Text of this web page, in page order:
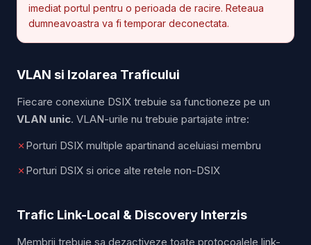
imediat portul pentru o perioada de racire. Reteaua
dumneavoastra va fi temporar deconectata.
VLAN si Izolarea Traficului
Fiecare conexiune DSIX trebuie sa functioneze pe un
VLAN unic. VLAN-urile nu trebuie partajate intre:
✗ Porturi DSIX multiple apartinand aceluiasi membru
✗ Porturi DSIX si orice alte retele non-DSIX
Trafic Link-Local & Discovery Interzis
Membrii trebuie sa dezactiveze toate protocoalele link-